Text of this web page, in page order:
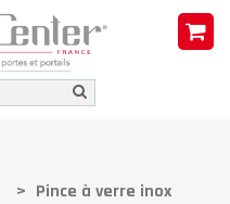
> Pince à verre inox